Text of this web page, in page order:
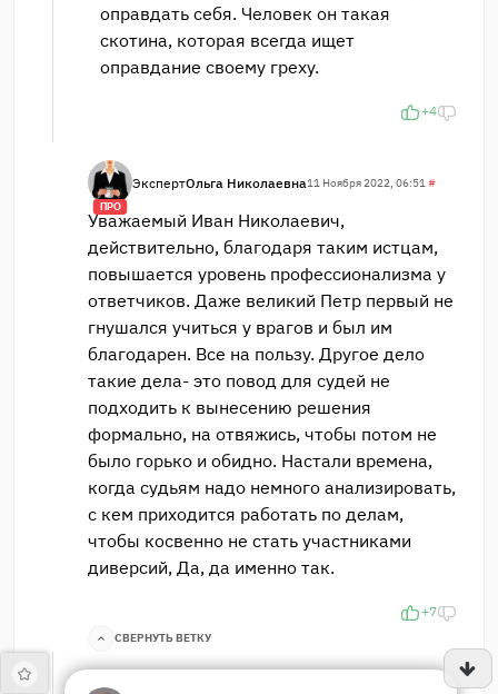
оправдать себя. Человек он такая
скотина, которая всегда ищет
оправдание своему греху.
+4
ПРО
ЭкспертОльга Николаевна11 Ноября 2022, 06:51#
Уважаемый Иван Николаевич,
действительно, благодаря таким истцам,
повышается уровень профессионализма у
ответчиков. Даже великий Петр первый не
гнушался учиться у врагов и был им
благодарен. Все на пользу. Другое дело
такие дела- это повод для судей не
подходить к вынесению решения
формально, на отвяжись, чтобы потом не
было горько и обидно. Настали времена,
когда судьям надо немного анализировать,
с кем приходится работать по делам,
чтобы косвенно не стать участниками
диверсий, Да, да именно так.
+7
СВЕРНУТЬ ВЕТКУ